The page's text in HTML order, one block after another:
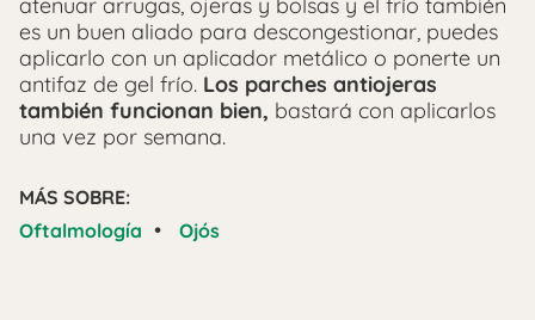
es un buen aliado para descongestionar, puedes
aplicarlo con un aplicador metálico o ponerte un
antifaz de gel frío. Los parches antiojeras
también funcionan bien, bastará con aplicarlos
una vez por semana.
MÁS SOBRE:
Oftalmología • Ojós